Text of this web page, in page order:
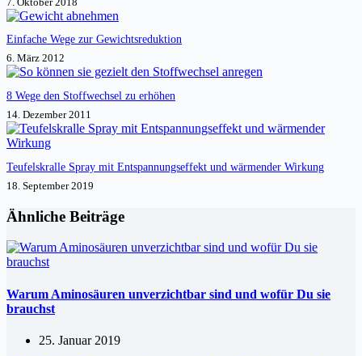
Einfache Wege zur Gewichtsreduktion
6. März 2012
8 Wege den Stoffwechsel zu erhöhen
14. Dezember 2011
Teufelskralle Spray mit Entspannungseffekt und wärmender Wirkung
18. September 2019
Ähnliche Beiträge
Warum Aminosäuren unverzichtbar sind und wofür Du sie
brauchst
25. Januar 2019